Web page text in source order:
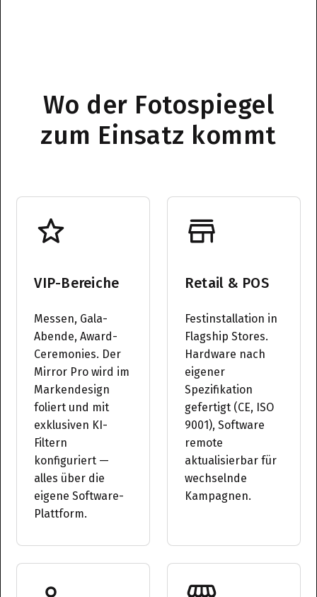
Wo der Fotospiegel
zum Einsatz kommt
VIP-Bereiche
Messen, Gala-
Abende, Award-
Ceremonies. Der
Mirror Pro wird im
Markendesign
foliert und mit
exklusiven KI-
Filtern
konfiguriert —
alles über die
eigene Software-
Plattform.
Retail & POS
Festinstallation in
Flagship Stores.
Hardware nach
eigener
Spezifikation
gefertigt (CE, ISO
9001), Software
remote
aktualisierbar für
wechselnde
Kampagnen.